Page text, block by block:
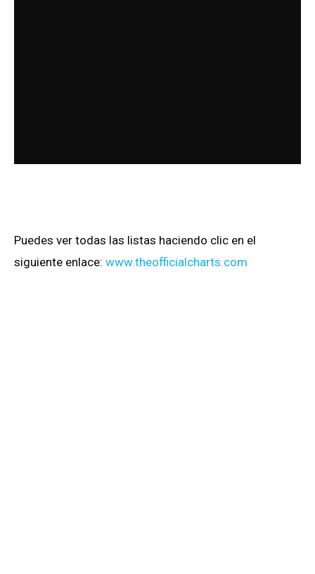
Puedes ver todas las listas haciendo clic en el
siguiente enlace: www.theofficialcharts.com